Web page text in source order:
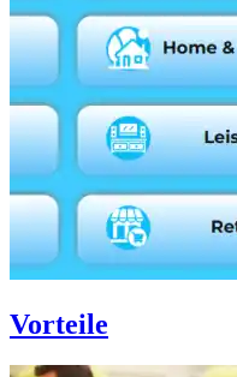
Vorteile